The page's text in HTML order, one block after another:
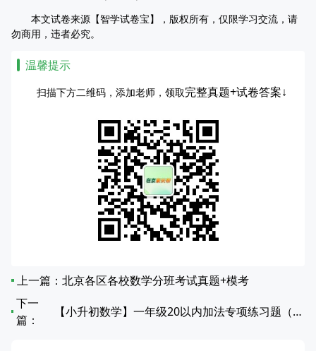
本文试卷来源【智学试卷宝】，版权所有，仅限学习交流，请
勿商用，违者必究。
温馨提示
扫描下方二维码，添加老师，领取完整真题+试卷答案↓
上一篇： 北京各区各校数学分班考试真题+模考
下一
篇：
【小升初数学】一年级20以内加法专项练习题（第61-80篇）